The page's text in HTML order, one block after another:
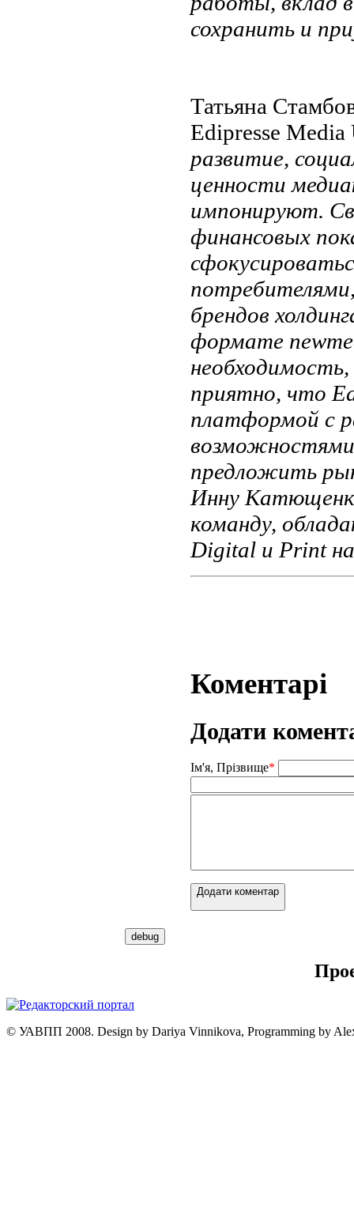
сохранить и
Татьяна
Edipresse
развитие,
ценности
импонируют.
финансовых
брендов
формате new
приятно, что
платформой с
предложить
Инну
команду,
Digital и Print
Коментарі
Додати
Ім'я, Прізвище*
Додати коментар
© УАВПП 2008. Design by Dariya Vinnikova, Programming by